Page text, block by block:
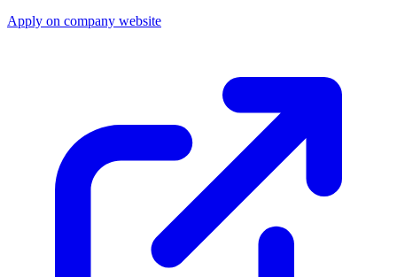
Apply on company website